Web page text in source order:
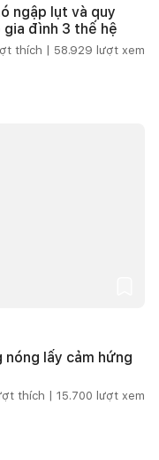
ngập lụt và quy
đình 3 thế hệ
thích | 58.929 lượt xem
nóng lấy cảm hứng
thích | 15.700 lượt xem